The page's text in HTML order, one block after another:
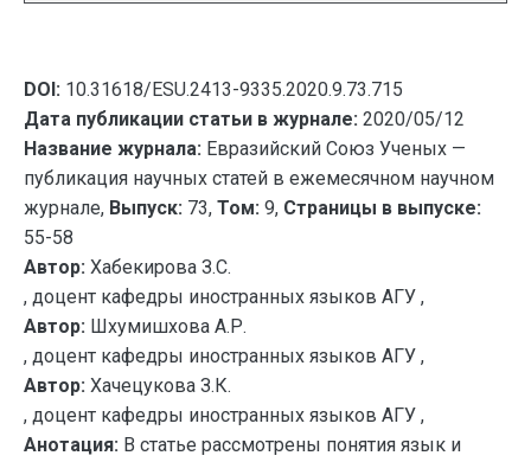
DOI: 10.31618/ESU.2413-9335.2020.9.73.715
Дата публикации статьи в журнале: 2020/05/12
Название журнала: Евразийский Союз Ученых —
публикация научных статей в ежемесячном научном
журнале, Выпуск: 73, Том: 9, Страницы в выпуске:
55-58
Автор: Хабекирова З.С.
, доцент кафедры иностранных языков АГУ ,
Автор: Шхумишхова А.Р.
, доцент кафедры иностранных языков АГУ ,
Автор: Хачецукова З.К.
, доцент кафедры иностранных языков АГУ ,
Анотация: В статье рассмотрены понятия язык и